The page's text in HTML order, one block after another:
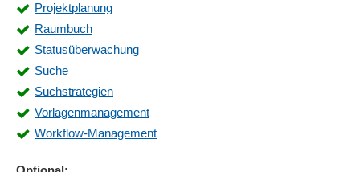
Projektplanung
Raumbuch
Statusüberwachung
Suche
Suchstrategien
Vorlagenmanagement
Workflow-Management